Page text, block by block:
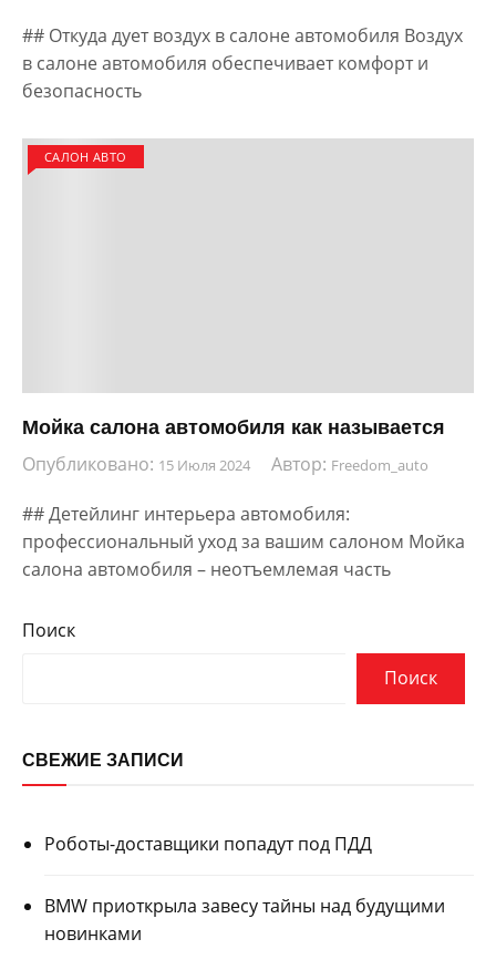
## Откуда дует воздух в салоне автомобиля Воздух
в салоне автомобиля обеспечивает комфорт и
безопасность
САЛОН АВТО
Мойка салона автомобиля как называется
Опубликовано: 15 Июля 2024 Автор: Freedom_auto
## Детейлинг интерьера автомобиля:
профессиональный уход за вашим салоном Мойка
салона автомобиля – неотъемлемая часть
Поиск
Поиск
СВЕЖИЕ ЗАПИСИ
Роботы-доставщики попадут под ПДД
BMW приоткрыла завесу тайны над будущими
новинками